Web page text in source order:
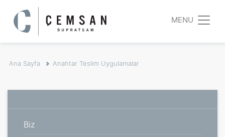
MENU
Ana Sayfa Anahtar Teslim Uygulamalar
Biz